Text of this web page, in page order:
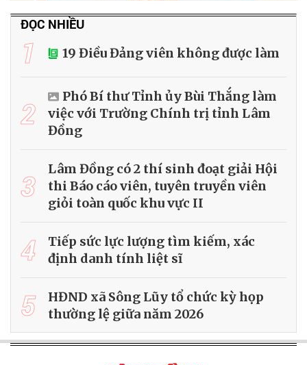
ĐỌC NHIỀU
1 19 Điều Đảng viên không được làm
2
Phó Bí thư Tỉnh ủy Bùi Thắng làm
việc với Trường Chính trị tỉnh Lâm
Đồng
3
Lâm Đồng có 2 thí sinh đoạt giải Hội
thi Báo cáo viên, tuyên truyền viên
giỏi toàn quốc khu vực II
4
Tiếp sức lực lượng tìm kiếm, xác
định danh tính liệt sĩ
5
HĐND xã Sông Lũy tổ chức kỳ họp
thường lệ giữa năm 2026